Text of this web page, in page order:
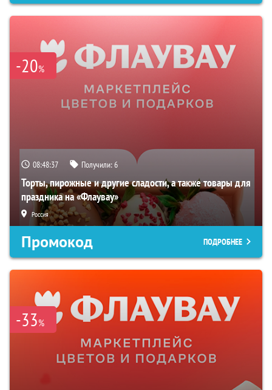
-20%
08:48:36 Получили:6
Торты, пирожные и другие сладости, а также товары для
праздника на «Флаувау»
Россия
Промокод ПОДРОБНЕЕ
-33%